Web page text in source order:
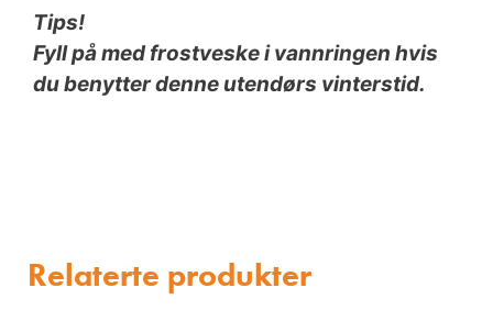
Tips!
Fyll på med frostveske i vannringen hvis
du benytter denne utendørs vinterstid.
Relaterte produkter